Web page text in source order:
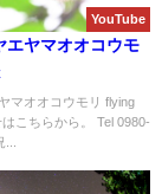
YouTube
エヤマオオコウモ
マオオコウモリ flying
こちらから。 Tel 0980-